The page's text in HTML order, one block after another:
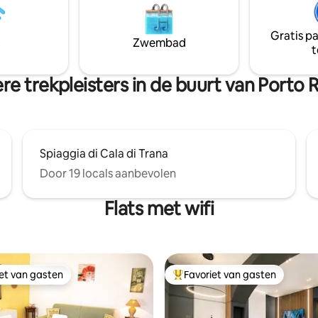
kitchenette,
(geen vriezer),
verwarming, gratis wifi
vuurstok en satelliet-tv.
airconditioning in elke kamer,
en hoogwaardig beddengoed
inbegrepen. Ideaal voor
koppels die op zoek zijn naar
Zwembad
Gratis
trekpleisters in de buurt van Porto
Spiaggia di Cala di Trana
Door 19 locals aanbevolen
Flats met wifi
van gasten
van gasten Topfavoriet van gasten
Favoriet van gasten